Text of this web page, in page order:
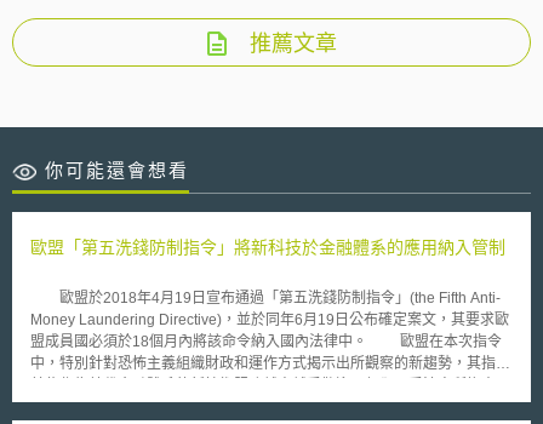
推薦文章
你可能還會想看
歐盟「第五洗錢防制指令」將新科技於金融體系的應用納入管制
歐盟於2018年4月19日宣布通過「第五洗錢防制指令」(the Fifth Anti-
Money Laundering Directive)，並於同年6月19日公布確定案文，其要求歐
盟成員國必須於18個月內將該命令納入國內法律中。 歐盟在本次指令
中，特別針對恐怖主義組織財政和運作方式揭示出所觀察的新趨勢，其指出
或是被豁免於相關法律適用外等不合理情事，因此「第五洗錢防制指令」為